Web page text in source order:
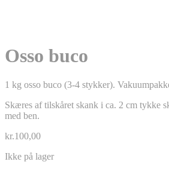
Osso buco
1 kg osso buco (3-4 stykker).
Skæres af tilskåret skank i ca. 2 cm tykke
med ben.
kr.100,00
Ikke på lager